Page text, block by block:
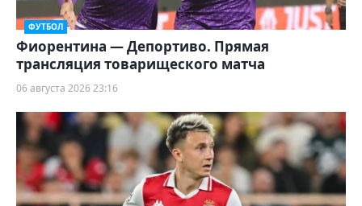
ФУТБОЛ
Фиорентина — Депортиво. Прямая
трансляция товарищеского матча
06 августа 2026 23:16